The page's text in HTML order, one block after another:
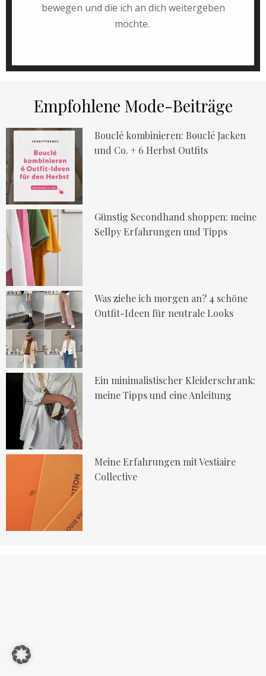
bewegen und die ich an dich weitergeben
möchte.
Empfohlene Mode-Beiträge
Bouclé kombinieren: Bouclé Jacken
und Co. + 6 Herbst Outfits
Günstig Secondhand shoppen: meine
Sellpy Erfahrungen und Tipps
Was ziehe ich morgen an? 4 schöne
Outfit-Ideen für neutrale Looks
Ein minimalistischer Kleiderschrank:
meine Tipps und eine Anleitung
Meine Erfahrungen mit Vestiaire
Collective